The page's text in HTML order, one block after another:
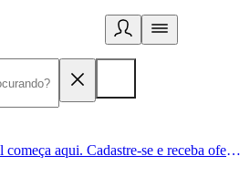
Um estilo de vida saudável começa aqui. Cadastre-se e receba ofertas exclusivas.